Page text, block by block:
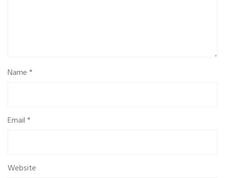
Name*
Email*
Website